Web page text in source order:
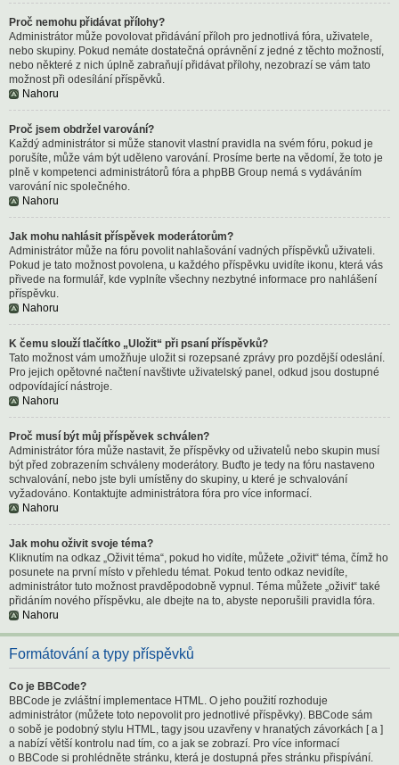
Proč nemohu přidávat přílohy?
Administrátor může povolovat přidávání příloh pro jednotlivá fóra, uživatele,
nebo skupiny. Pokud nemáte dostatečná oprávnění z jedné z těchto možností,
nebo některé z nich úplně zabraňují přidávat přílohy, nezobrazí se vám tato
možnost při odesílání příspěvků.
Nahoru
Proč jsem obdržel varování?
Každý administrátor si může stanovit vlastní pravidla na svém fóru, pokud je
porušíte, může vám být uděleno varování. Prosíme berte na vědomí, že toto je
plně v kompetenci administrátorů fóra a phpBB Group nemá s vydáváním
varování nic společného.
Nahoru
Jak mohu nahlásit příspěvek moderátorům?
Administrátor může na fóru povolit nahlašování vadných příspěvků uživateli.
Pokud je tato možnost povolena, u každého příspěvku uvidíte ikonu, která vás
přivede na formulář, kde vyplníte všechny nezbytné informace pro nahlášení
příspěvku.
Nahoru
K čemu slouží tlačítko „Uložit“ při psaní příspěvků?
Tato možnost vám umožňuje uložit si rozepsané zprávy pro pozdější odeslání.
Pro jejich opětovné načtení navštivte uživatelský panel, odkud jsou dostupné
odpovídající nástroje.
Nahoru
Proč musí být můj příspěvek schválen?
Administrátor fóra může nastavit, že příspěvky od uživatelů nebo skupin musí
být před zobrazením schváleny moderátory. Buďto je tedy na fóru nastaveno
schvalování, nebo jste byli umístěny do skupiny, u které je schvalování
vyžadováno. Kontaktujte administrátora fóra pro více informací.
Nahoru
Jak mohu oživit svoje téma?
Kliknutím na odkaz „Oživit téma“, pokud ho vidíte, můžete „oživit“ téma, čímž ho
posunete na první místo v přehledu témat. Pokud tento odkaz nevidíte,
administrátor tuto možnost pravděpodobně vypnul. Téma můžete „oživit“ také
přidáním nového příspěvku, ale dbejte na to, abyste neporušili pravidla fóra.
Nahoru
Formátování a typy příspěvků
Co je BBCode?
BBCode je zvláštní implementace HTML. O jeho použití rozhoduje
administrátor (můžete toto nepovolit pro jednotlivé příspěvky). BBCode sám
o sobě je podobný stylu HTML, tagy jsou uzavřeny v hranatých závorkách [ a ]
a nabízí větší kontrolu nad tím, co a jak se zobrazí. Pro více informací
o BBCode si prohlédněte stránku, která je dostupná přes stránku přispívání.